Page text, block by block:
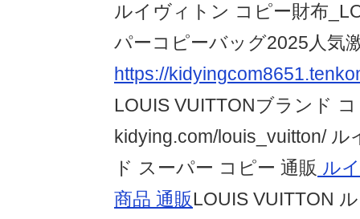
ルイヴィトン コピー財布
パーコピーバッグ2025人気
https://
LOUIS VUITTONブランド
kidying.com/louis_vuitton/
ド スーパー コピー 通販 ル
商品 通販LOUIS VUITTON